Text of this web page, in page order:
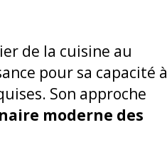
de la cuisine au
pour sa capacité à
Son approche
moderne des